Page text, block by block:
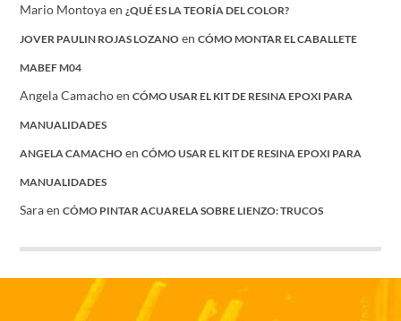
Mario Montoyaen ¿QUÉ ES LA TEORÍA DEL COLOR?
JOVER PAULIN ROJAS LOZANO enCÓMO MONTAR EL CABALLETE
MABEF M04
Angela CamachoenCÓMO USAR EL KIT DE RESINA EPOXI PARA
MANUALIDADES
ANGELA CAMACHO enCÓMO USAR EL KIT DE RESINA EPOXI PARA
MANUALIDADES
SaraenCÓMO PINTAR ACUARELA SOBRE LIENZO: TRUCOS